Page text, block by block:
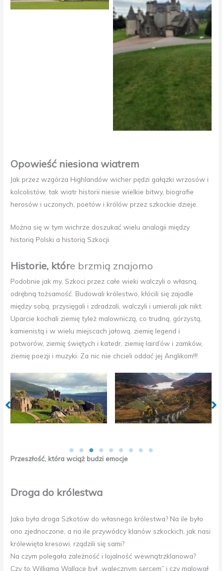
Castle Fraser
Opowieść niesiona wiatrem
Jak przez wzgórza Highlandów wicher pędzi gałązki wrzosów i
kolcolistów, tak wiatr historii niesie wielkie bitwy, biografie
herosów i uczonych, poetów i królów przez szkockie dzieje.
Można się w tym wichrze doszukać wielu analogii między
historią Polski a historią Szkocji.
Historie, które brzmią znajomo
Podobnie jak my, Szkoci przez całe wieki walczyli o własną,
odrębną tożsamość. Budowali królestwo, kłócili się zajadle
między sobą, przysięgali i zdradzali, walczyli i umierali jak nikt.
Uparcie kochali ziemię tyleż malowniczą, co trudną, górzystą,
kamienistą i w wielu miejscach jałową, ziemię legend i
potworów, ziemię świętych i katedr, ziemię laird’ów i zamków,
ziemię poezji i muzyki. Za nic nie chcieli oddać jej Anglikom!!!
Glenfinnan Viaduct Eilean Donan
Przeszłość, która wciąż budzi emocje
Droga do królestwa
Jaka była droga Szkotów do własnego królestwa? Na ile było
ono zjednoczone, a na ile przywódcy klanów szkockich, jak nasi
królewięta kresowi, rządzili się sami?
Na czym polegała zależność i lojalność wewnątrzklanowa?
Czy to Williama Wallace był „walecznym sercem” i czy malował